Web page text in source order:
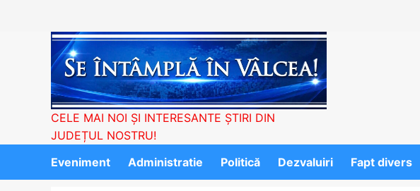
CELE MAI NOI ȘI INTERESANTE ȘTIRI DIN
JUDEȚUL NOSTRU!
Eveniment
Administratie Politică Dezvaluiri Fapt divers